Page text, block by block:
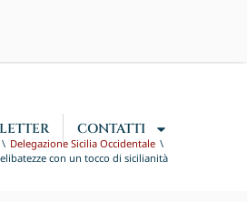
CONTATTI
Delegazione Sicilia Occidentale
con un tocco di sicilianità